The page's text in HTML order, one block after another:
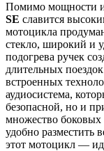
Помимо мощности и
SE славится
мотоцикла
стекло, широкий и
подогрева ручек
длительных
встроенных
аудиосистема,
безопасной, но и
множество боковых
удобно разместить
этот мотоцикл —